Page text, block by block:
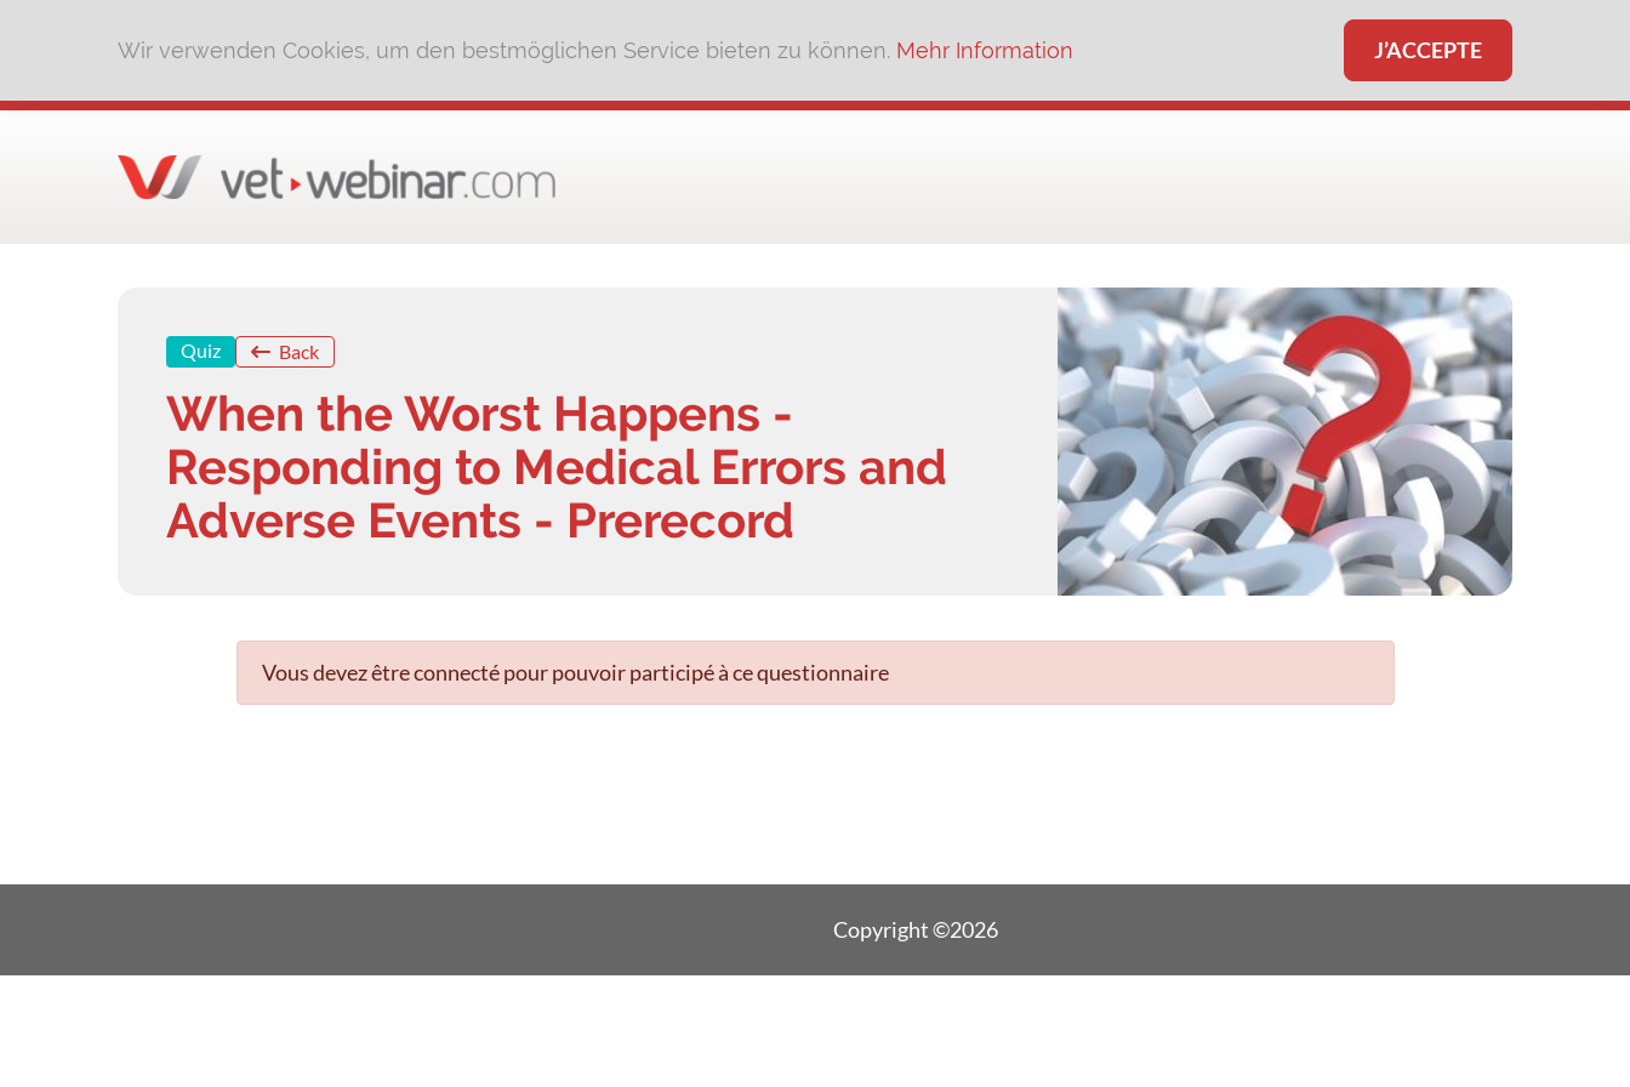
Wir verwenden Cookies, um den bestmöglichen Service bieten zu können. Mehr Information J’ACCEPTE
Quiz Back
When the Worst Happens -
Responding to Medical Errors and
Adverse Events - Prerecord
Vous devez être connecté pour pouvoir participé à ce questionnaire
Copyright ©2026